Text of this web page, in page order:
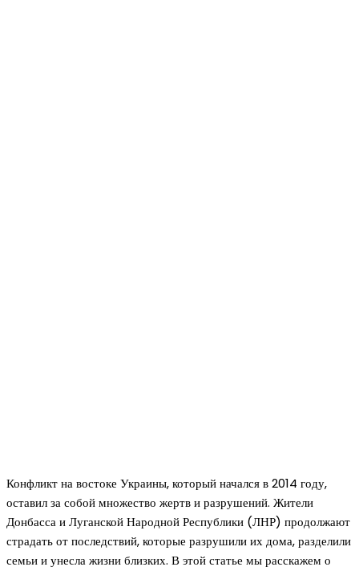
Конфликт на востоке Украины, который начался в 2014 году,
оставил за собой множество жертв и разрушений. Жители
Донбасса и Луганской Народной Республики (ЛНР) продолжают
страдать от последствий, которые разрушили их дома, разделили
семьи и унесла жизни близких. В этой статье мы расскажем о